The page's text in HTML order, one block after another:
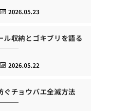
2026.05.23
収納とゴキブリを語る
2026.05.22
ぐチョウバエ全滅方法